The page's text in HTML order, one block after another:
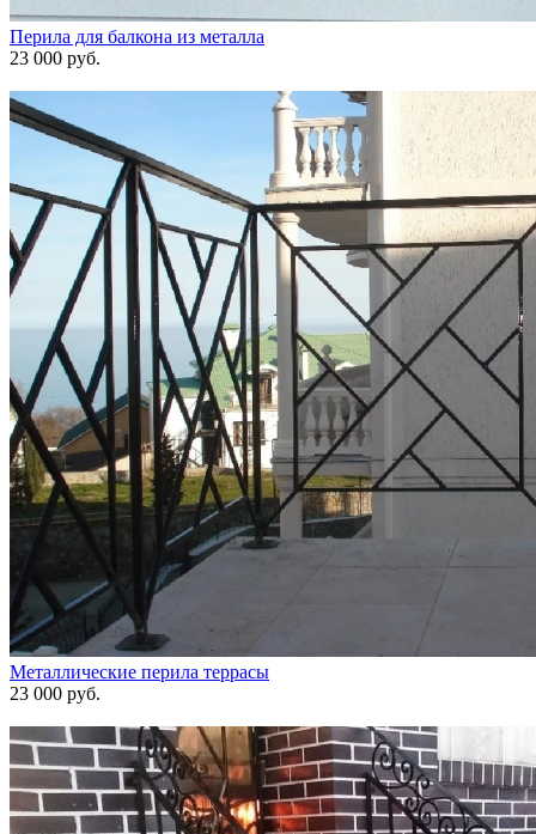
Перила для балкона из металла
23 000 руб.
Металлические перила террасы
23 000 руб.